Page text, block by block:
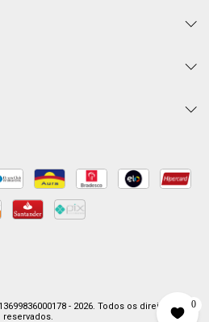
- 2026. Todos os direitos
reservados.
0